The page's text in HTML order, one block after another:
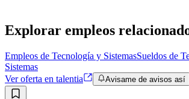
Explorar empleos
Empleos de Tecnología y SistemasSueldos de
Sistemas
Ver oferta en talentia
Avisame de avisos así